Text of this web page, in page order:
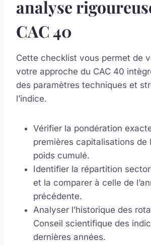
analyse
CAC 40
Cette checklist vous permet de
votre approche du CAC 40
des paramètres techniques et
l’indice.
Vérifier la pondération
premières capitalisations de
poids cumulé.
Identifier la répartition
et la comparer à celle de
précédente.
Analyser l’historique des
Conseil scientifique des
dernières années.